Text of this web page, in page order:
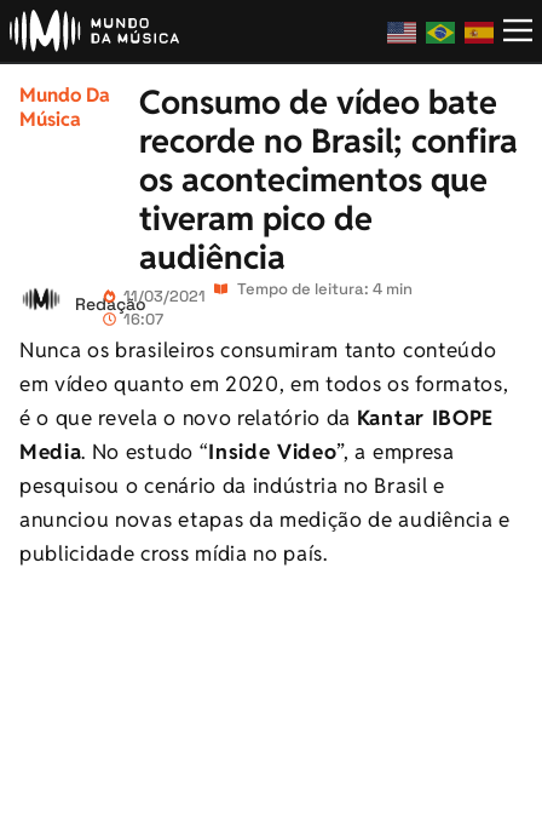
Mundo Da
Música
Consumo de vídeo bate
recorde no Brasil; confira
os acontecimentos que
tiveram pico de
audiência
Redação11/03/2021
16:07
Tempo de leitura: 4 min
Nunca os brasileiros consumiram tanto conteúdo
em vídeo quanto em 2020, em todos os formatos,
é o que revela o novo relatório da Kantar IBOPE
Media. No estudo “Inside Video”, a empresa
pesquisou o cenário da indústria no Brasil e
anunciou novas etapas da medição de audiência e
publicidade cross mídia no país.